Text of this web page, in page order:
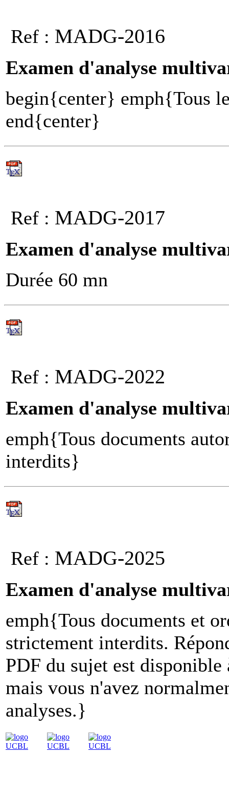
Ref : MADG-2016
Examen d'analyse
begin{center} emph{Tous
end{center}
Ref : MADG-2017
Examen d'analyse
Durée 60 mn
Ref : MADG-2022
Examen d'analyse
emph{Tous documents
interdits}
Ref : MADG-2025
Examen d'analyse
emph{Tous documents et
strictement interdits.
PDF du sujet est
mais vous n'avez
analyses.}